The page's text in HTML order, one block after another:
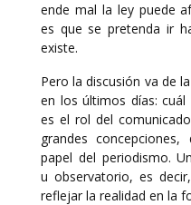
ende mal la ley puede
es que se pretenda ir
existe.
Pero la discusión va de
en los últimos días:
es el rol del
grandes
papel del periodismo.
u observatorio, es
reflejar la realidad en la